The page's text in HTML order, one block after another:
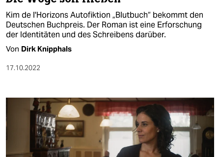
Kim de l'Horizons Autofiktion „Blutbuch“ bekommt den
Deutschen Buchpreis. Der Roman ist eine Erforschung
der Identitäten und des Schreibens darüber.
Von Dirk Knipphals
17.10.2022